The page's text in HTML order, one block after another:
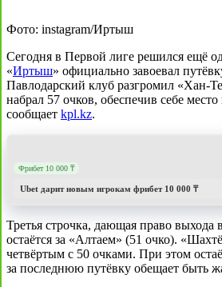
Фото: instagram/Иртыш
Сегодня в Первой лиге решился ещё
«Иртыш» официально завоевал
Павлодарский клуб разгромил «Хан-
набрал 57 очков, обеспечив себе
сообщает kpl.kz.
Фрибет 10 000 ₸
Ubet дарит новым игрокам фрибет 10 000 ₸
Третья строчка, дающая право выхода
остаётся за «Алтаем» (51 очко).
четвёртым с 50 очками. При этом
за последнюю путёвку обещает быть